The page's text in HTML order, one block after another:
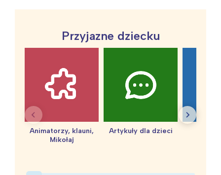
Przyjazne dziecku
Animatorzy, klauni,
Mikołaj
Artykuły dla dzieci